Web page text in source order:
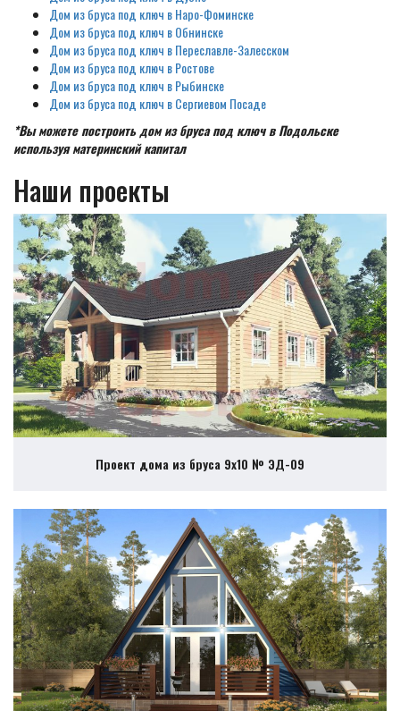
Дом из бруса под ключ в Наро-Фоминске
Дом из бруса под ключ в Обнинске
Дом из бруса под ключ в Переславле-Залесском
Дом из бруса под ключ в Ростове
Дом из бруса под ключ в Рыбинске
Дом из бруса под ключ в Сергиевом Посаде
*Вы можете построить дом из бруса под ключ в Подольске
используя материнский капитал
Наши проекты
Проект дома из бруса 9х10 № ЭД-09